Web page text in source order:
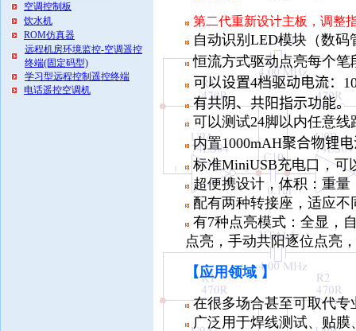
空调控制板
饮水机
ROM仿真器
远程机房环境监控-空调遥控
终端(固定码型)
学习型远程控制遥控终端
电话遥控空调机
第二代重新设计主板，调整
自动识别LED模块（数
恒流方式驱动点亮每个笔
可以设置4档驱动电流：
有共阴、共阳指示功能。
可以测试24脚以内任意线
内置1000mAH聚合物锂
标准MiniUSB充电口，可
超便携设计，体积：重量
配有两种转接座，适应
有7种点亮模式：全显，
点亮，手动共阳逐位点亮
【应用领域 】
在很多场合甚至可取代专
广泛用于焊线测试、贴